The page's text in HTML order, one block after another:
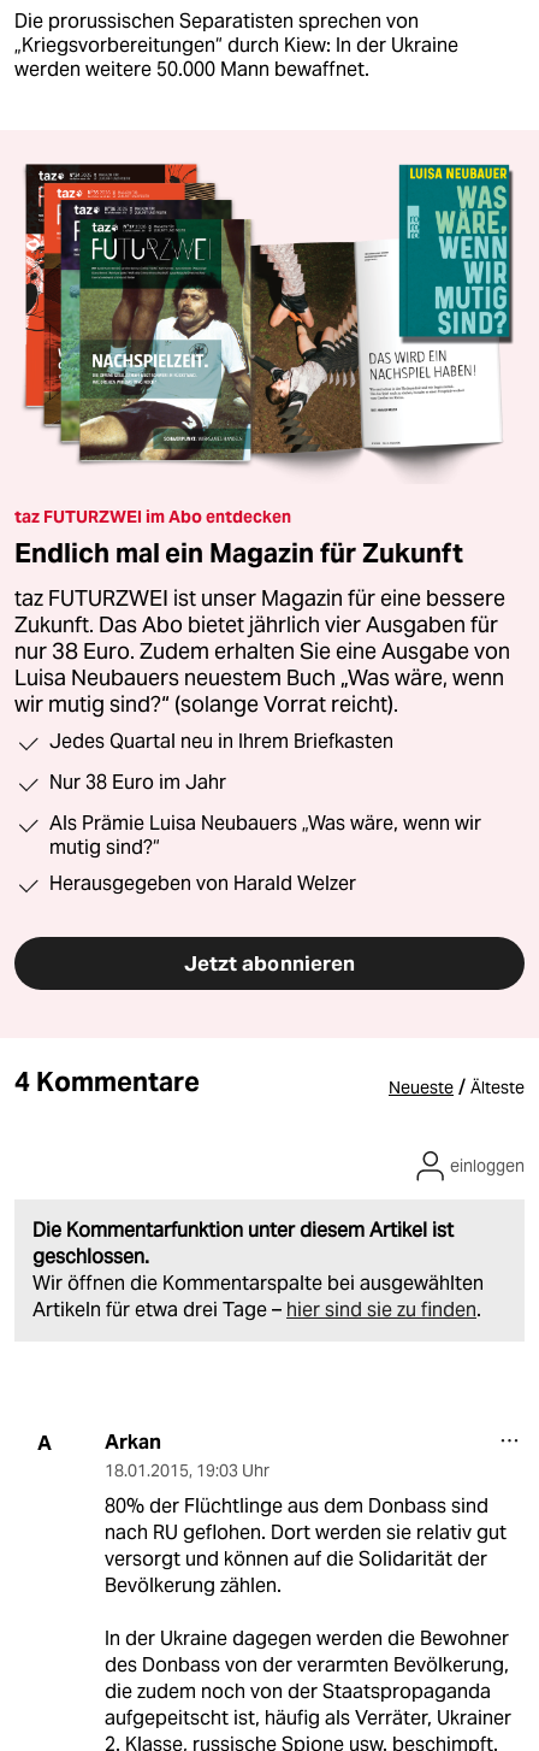
Die prorussischen Separatisten sprechen von
„Kriegsvorbereitungen“ durch Kiew: In der Ukraine
werden weitere 50.000 Mann bewaffnet.
taz FUTURZWEI im Abo entdecken
Endlich mal ein Magazin für Zukunft
taz FUTURZWEI ist unser Magazin für eine bessere
Zukunft. Das Abo bietet jährlich vier Ausgaben für
nur 38 Euro. Zudem erhalten Sie eine Ausgabe von
Luisa Neubauers neuestem Buch „Was wäre, wenn
wir mutig sind?“ (solange Vorrat reicht).
Jedes Quartal neu in Ihrem Briefkasten
Nur 38 Euro im Jahr
Als Prämie Luisa Neubauers „Was wäre, wenn wir
mutig sind?“
Herausgegeben von Harald Welzer
Jetzt abonnieren
4 Kommentare Neueste / Älteste
Die Kommentarfunktion unter diesem Artikel ist
geschlossen.
Wir öffnen die Kommentarspalte bei ausgewählten
Artikeln für etwa drei Tage – hier sind sie zu finden.
einloggen
A Arkan
18.01.2015, 19:03 Uhr
80% der Flüchtlinge aus dem Donbass sind
nach RU geflohen. Dort werden sie relativ gut
versorgt und können auf die Solidarität der
Bevölkerung zählen.
In der Ukraine dagegen werden die Bewohner
des Donbass von der verarmten Bevölkerung,
die zudem noch von der Staatspropaganda
aufgepeitscht ist, häufig als Verräter, Ukrainer
2. Klasse, russische Spione usw. beschimpft.